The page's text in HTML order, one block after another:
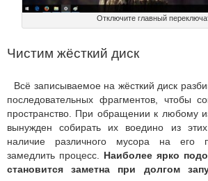
Отключите главный
Чистим жёсткий диск
Всё записываемое на жёсткий диск
последовательных фрагментов, чтобы
пространство. При обращении к любому
вынужден собирать их воедино из
наличие различного мусора на его
замедлить процесс. Наиболее ярко
становится заметна при долгом